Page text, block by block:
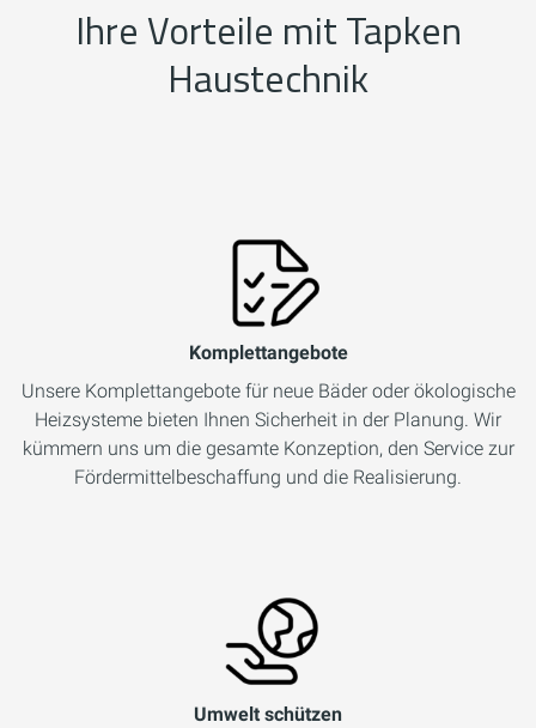
Ihre Vorteile mit Tapken
Haustechnik
Komplettangebote
Unsere Komplettangebote für neue Bäder oder ökologische
Heizsysteme bieten Ihnen Sicherheit in der Planung. Wir
kümmern uns um die gesamte Konzeption, den Service zur
Fördermittelbeschaffung und die Realisierung.
Umwelt schützen